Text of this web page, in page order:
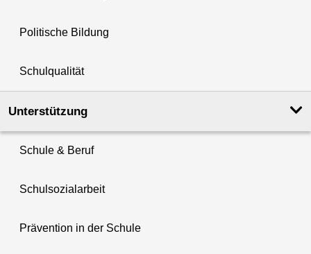
Politische Bildung
Schulqualität
Unterstützung
Schule & Beruf
Schulsozialarbeit
Prävention in der Schule